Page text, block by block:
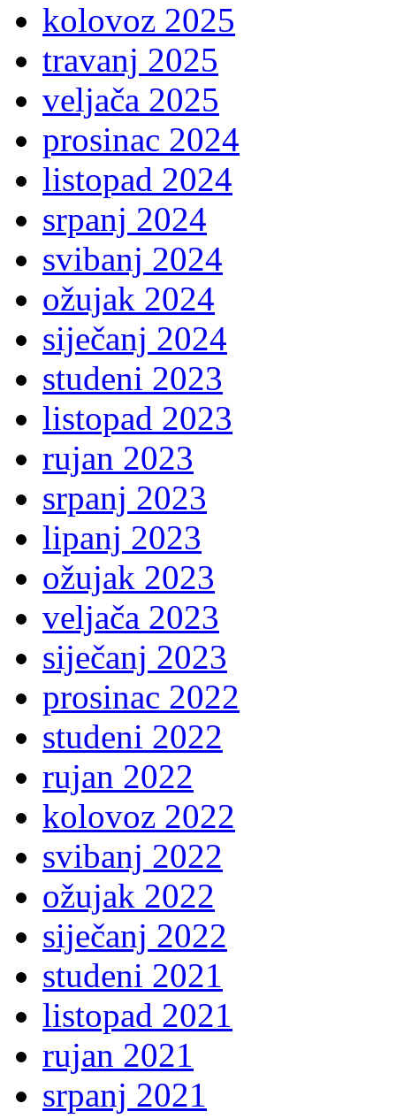
kolovoz 2025
travanj 2025
veljača 2025
prosinac 2024
listopad 2024
srpanj 2024
svibanj 2024
ožujak 2024
siječanj 2024
studeni 2023
listopad 2023
rujan 2023
srpanj 2023
lipanj 2023
ožujak 2023
veljača 2023
siječanj 2023
prosinac 2022
studeni 2022
rujan 2022
kolovoz 2022
svibanj 2022
ožujak 2022
siječanj 2022
studeni 2021
listopad 2021
rujan 2021
srpanj 2021